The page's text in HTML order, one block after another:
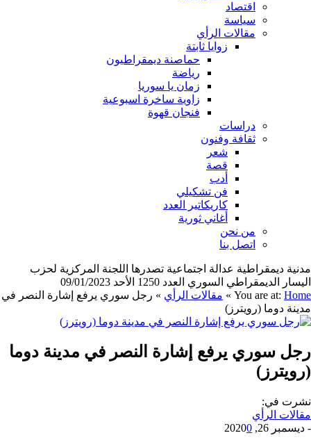
اقتصاد
سياسة
مقالات الرأي
زوايا ثابتة
حماصنة ديمقراطيون
رياضة
زمان يا سوريا
زاوية ساخرة اسبوعية
فنجان قهوة
دراسات
ثقافة وفنون
شعر
قصة
أدب
فن تشكيلي
كاريكاتير العدد
أغاني ثورية
من نحن
اتصل بنا
مدنية ديمقراطية عدالة اجتماعية تصدرها اللجنة المركزية لحزب
اليسار الديمقراطي السوري العدد 1250 الأحد 09/01/2023
You are at: Home
» مقالات الرأي » رجل سوري يرفع إشارة النصر في
مدينة دوما (رويترز)
رجل سوري يرفع إشارة النصر في مدينة دوما
(رويترز)
نشرت في:
مقالات الرأي
- ديسمبر 26, 2020 0